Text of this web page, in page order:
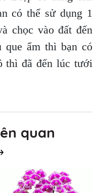
có thể sử dụng 1
chọc vào đất đến
que ẩm thì bạn có
thì đã đến lúc tưới
quan